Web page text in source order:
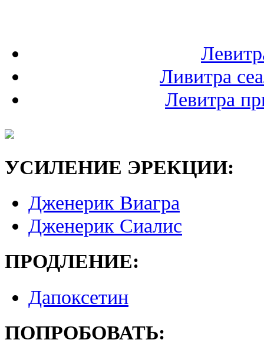
Ливитра
Левитра
УСИЛЕНИЕ ЭРЕКЦИИ:
Дженерик Виагра
Дженерик Сиалис
ПРОДЛЕНИЕ:
Дапоксетин
ПОПРОБОВАТЬ: